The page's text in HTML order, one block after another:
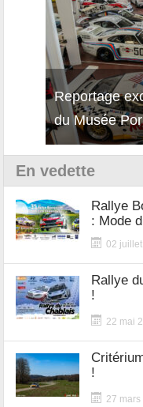
Reportage
du Musée
Découverte
12Cilindri
En vedette
Rallye
: Mode
02
Rallye
!
22 mai
!
27 mars